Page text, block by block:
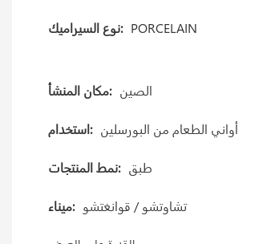
نوع السيراميك: PORCELAIN
مكان المنشأ: الصين
استخدام: أواني الطعام من البورسلين
نمط المنتجات: طبق
ميناء: تشاوتشو / قوانغتشو